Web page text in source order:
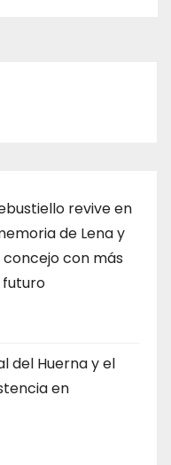
revive en
de Lena y
concejo con más
del Huerna y el
en